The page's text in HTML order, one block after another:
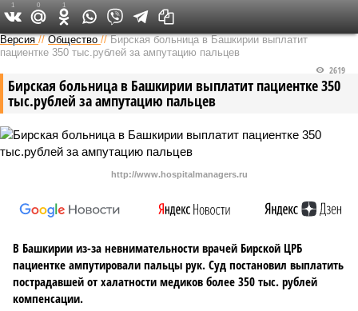
Версия в Башкирии
Версия //Общество //Бирская больница в Башкирии выплатит
пациентке 350 тыс.рублей за ампутацию пальцев
Бирская больница в Башкирии выплатит пациентке 350
тыс.рублей за ампутацию пальцев
2619
http://www.hospitalmanagers.ru
В Башкирии из-за невнимательности врачей Бирской ЦРБ
пациентке ампутировали пальцы рук. Суд постановил выплатить
пострадавшей от халатности медиков более 350 тыс. рублей
компенсации.
1 0 1